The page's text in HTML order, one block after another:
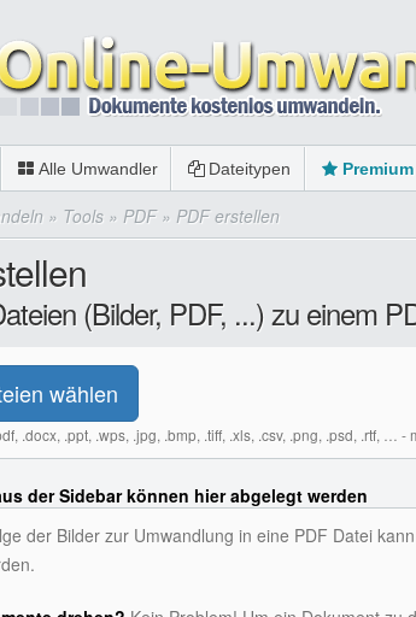
Alle Umwandler Dateitypen Premium
» Tools » PDF» PDF erstellen
(Bilder, PDF, ...) zu einem
wählen
.docx, .ppt, .wps, .jpg, .bmp, .tiff, .xls, .csv, .png, .psd, .rtf, … -
der Sidebar können hier abgelegt werden
der Bilder zur Umwandlung in eine PDF Datei